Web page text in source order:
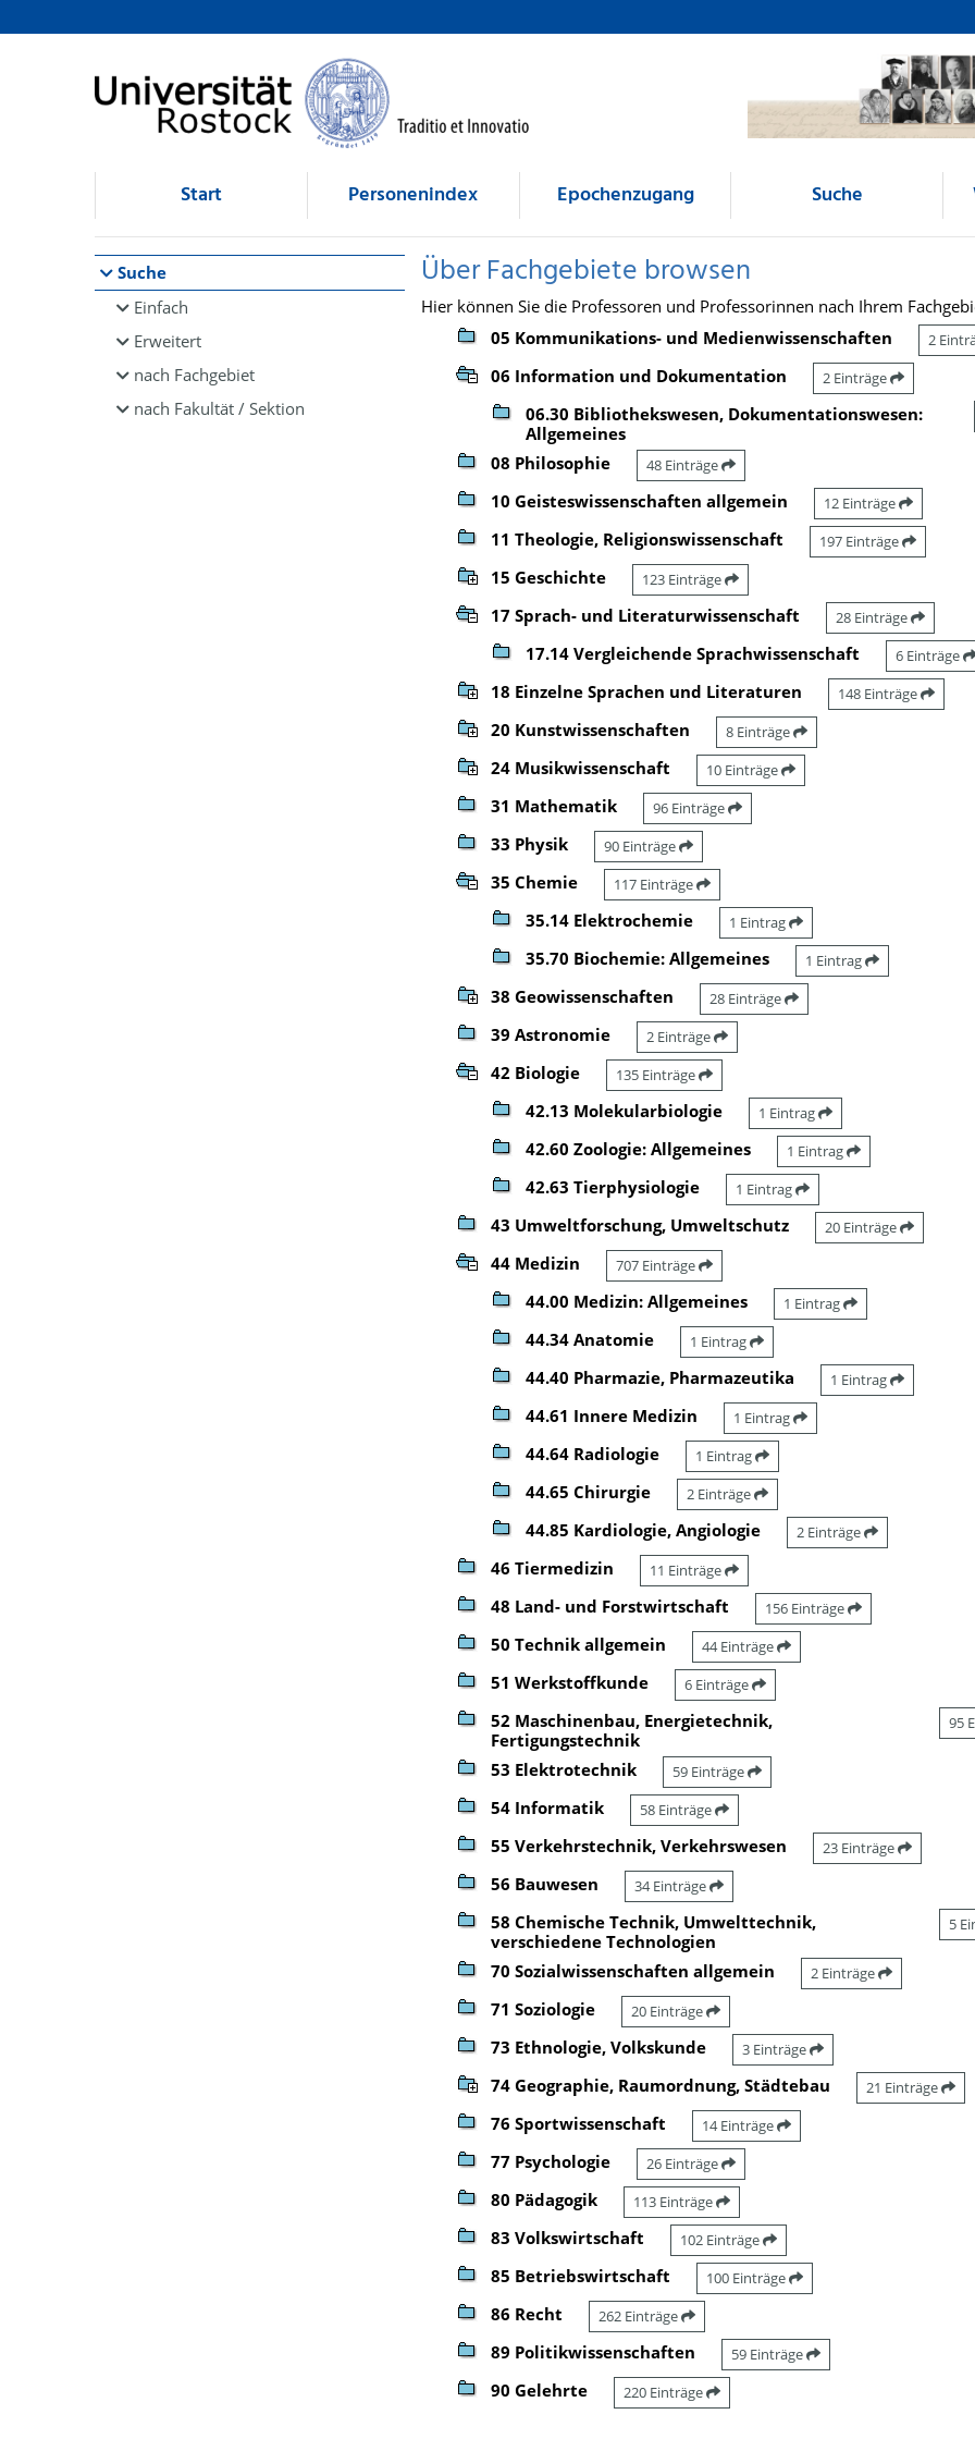
Browsen
direkt zum Inhalt
Start Personenindex Epochenzugang Suche
Suche
Einfach
Erweitert
nach Fachgebiet
nach Fakultät / Sektion
Über Fachgebiete browsen
Hier können Sie die Professoren und Professorinnen nach Ihrem
05 Kommunikations- und Medienwissenschaften
2
06 Information und Dokumentation 2 Einträge
06.30 Bibliothekswesen, Dokumentationswesen:
Allgemeines
08 Philosophie 48 Einträge
10 Geisteswissenschaften allgemein 12 Einträge
11 Theologie, Religionswissenschaft 197 Einträge
15 Geschichte 123 Einträge
17 Sprach- und Literaturwissenschaft 28 Einträge
17.14 Vergleichende Sprachwissenschaft 6 Einträge
18 Einzelne Sprachen und Literaturen 148 Einträge
20 Kunstwissenschaften 8 Einträge
24 Musikwissenschaft 10 Einträge
31 Mathematik 96 Einträge
33 Physik 90 Einträge
35 Chemie 117 Einträge
35.14 Elektrochemie 1 Eintrag
35.70 Biochemie: Allgemeines 1 Eintrag
38 Geowissenschaften 28 Einträge
39 Astronomie 2 Einträge
42 Biologie 135 Einträge
42.13 Molekularbiologie 1 Eintrag
42.60 Zoologie: Allgemeines 1 Eintrag
42.63 Tierphysiologie 1 Eintrag
43 Umweltforschung, Umweltschutz 20 Einträge
44 Medizin 707 Einträge
44.00 Medizin: Allgemeines 1 Eintrag
44.34 Anatomie 1 Eintrag
44.40 Pharmazie, Pharmazeutika 1 Eintrag
44.61 Innere Medizin 1 Eintrag
44.64 Radiologie 1 Eintrag
44.65 Chirurgie 2 Einträge
44.85 Kardiologie, Angiologie 2 Einträge
46 Tiermedizin 11 Einträge
48 Land- und Forstwirtschaft 156 Einträge
50 Technik allgemein 44 Einträge
51 Werkstoffkunde 6 Einträge
52 Maschinenbau, Energietechnik,
Fertigungstechnik
95
53 Elektrotechnik 59 Einträge
54 Informatik 58 Einträge
55 Verkehrstechnik, Verkehrswesen 23 Einträge
56 Bauwesen 34 Einträge
58 Chemische Technik, Umwelttechnik,
verschiedene Technologien
5
70 Sozialwissenschaften allgemein 2 Einträge
71 Soziologie 20 Einträge
73 Ethnologie, Volkskunde 3 Einträge
74 Geographie, Raumordnung, Städtebau 21 Einträge
76 Sportwissenschaft 14 Einträge
77 Psychologie 26 Einträge
80 Pädagogik 113 Einträge
83 Volkswirtschaft 102 Einträge
85 Betriebswirtschaft 100 Einträge
86 Recht 262 Einträge
89 Politikwissenschaften 59 Einträge
90 Gelehrte 220 Einträge